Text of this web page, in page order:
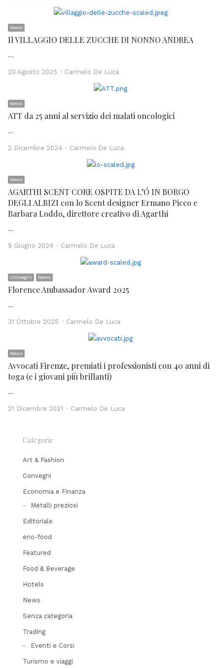
News
Il VILLAGGIO DELLE ZUCCHE DI NONNO ANDREA
…
20 Agosto 2025 Author
Carmelo De Luca
News
ATT da 25 anni al servizio dei malati oncologici
…
2 Dicembre 2024 Author
Carmelo De Luca
News
AGARTHI SCENT CORE OSPITE DA L’Ó IN BORGO
DEGLI ALBIZI con lo Scent designer Ermano Picco e
Barbara Loddo, direttore creativo di Agarthi
…
9 Giugno 2024 Author
Carmelo De Luca
Convegni News
Florence Ambassador Award 2025
…
31 Ottobre 2025 Author
Carmelo De Luca
News
Avvocati Firenze, premiati i professionisti con 40 anni di
toga (e i giovani più brillanti)
…
21 Dicembre 2021 Author
Carmelo De Luca
Categorie
Art & Fashion
Convegni
Economia e Finanza
Metalli preziosi
Editoriale
eno-food
Featured
Food & Beverage
Hotels
News
Senza categoria
Trading
Eventi e Corsi
Turismo e viaggi